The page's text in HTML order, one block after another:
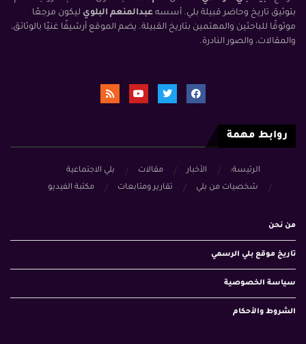
بتوثيق تاريخ وحاضر قبيلة بلي. أسسه عبدالمنعم البلوي ليكون مرجعًا
موثوقًا للباحثين والمهتمين بتاريخ القبيلة. يضم الموقع أرشيفًا غنيًا بالوثائق،
والمقالات، والصور النادرة.
روابط مهمة
الرئيسة: الأخبار مقالات
بلي الاجتماعية
شخصيات من بلي
تقارير ومتابعات مكتبة الفيديو
من نحن
تاريخ موقع بلي الرسمي
سياسة الخصوصية
الشروط والأحكام